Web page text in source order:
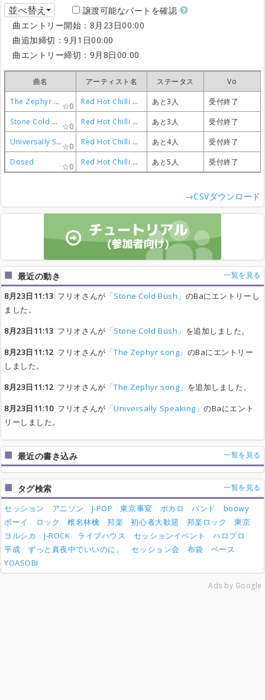
並べ替え
譲渡可能なパートを確認
曲エントリー開始：8月23日00:00
曲追加締切：9月1日00:00
曲エントリー締切：9月8日00:00
曲名 アーティスト名 ステータス
Vo
The Zephyr song
0 Red Hot Chilli Peppers あと3人
受付終了
Stone Cold Bush
0 Red Hot Chilli Peppers あと3人
受付終了
Universally Speaking
0 Red Hot Chilli Peppers あと4人
受付終了
Dosed
0 Red Hot Chilli Peppers あと5人 受付終了
曲名 アーティスト名 ステータス
Vo
The Zephyr song
0 Red Hot Chilli Peppers あと3人
受付終了
Stone Cold Bush
0 Red Hot Chilli Peppers あと3人
受付終了
Universally Speaking
0 Red Hot Chilli Peppers あと4人
受付終了
Dosed
0 Red Hot Chilli Peppers あと5人 受付終了
曲名 アーティスト名 ステータス
Vo
The Zephyr song
0 Red Hot Chilli Peppers あと3人
受付終了
Stone Cold Bush
0 Red Hot Chilli Peppers あと3人
受付終了
Universally Speaking
0 Red Hot Chilli Peppers あと4人
受付終了
Dosed
0 Red Hot Chilli Peppers あと5人 受付終了
曲名 アーティスト名 ステータス
Vo
The Zephyr song
0 Red Hot Chilli Peppers あと3人
受付終了
Stone Cold Bush
0 Red Hot Chilli Peppers あと3人
受付終了
Universally Speaking
0 Red Hot Chilli Peppers あと4人
受付終了
Dosed
0 Red Hot Chilli Peppers あと5人 受付終了
→CSVダウンロード
最近の動き 一覧を見る
8月23日11:13 フリオさんが 「Stone Cold Bush」 のBaにエントリーし
ました。
8月23日11:13 フリオさんが 「Stone Cold Bush」 を追加しました。
8月23日11:12 フリオさんが 「The Zephyr song」 のBaにエントリー
しました。
8月23日11:12 フリオさんが 「The Zephyr song」 を追加しました。
8月23日11:10フリオさんが 「Universally Speaking」のBaにエント
リーしました。
最近の書き込み 一覧を見る
タグ検索 一覧を見る
セッション アニソン J-POP 東京事変 ボカロ バンド
boowy
ボーイ
ロック 椎名林檎 邦楽 初心者大歓迎 邦楽ロック
東京
ヨルシカ
J-ROCK ライブハウス セッションイベント
ハロプロ
平成
ずっと真夜中でいいのに。 セッション会 布袋
ベース
YOASOBI
Ads by Google